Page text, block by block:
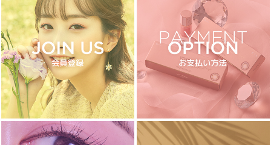
1 Day
2 Weeks
1 Month
3~6 Months
よりどりキット
カラー
ブラウン
チョコ
グレー
ブラック
ヘーゼル
グリーン